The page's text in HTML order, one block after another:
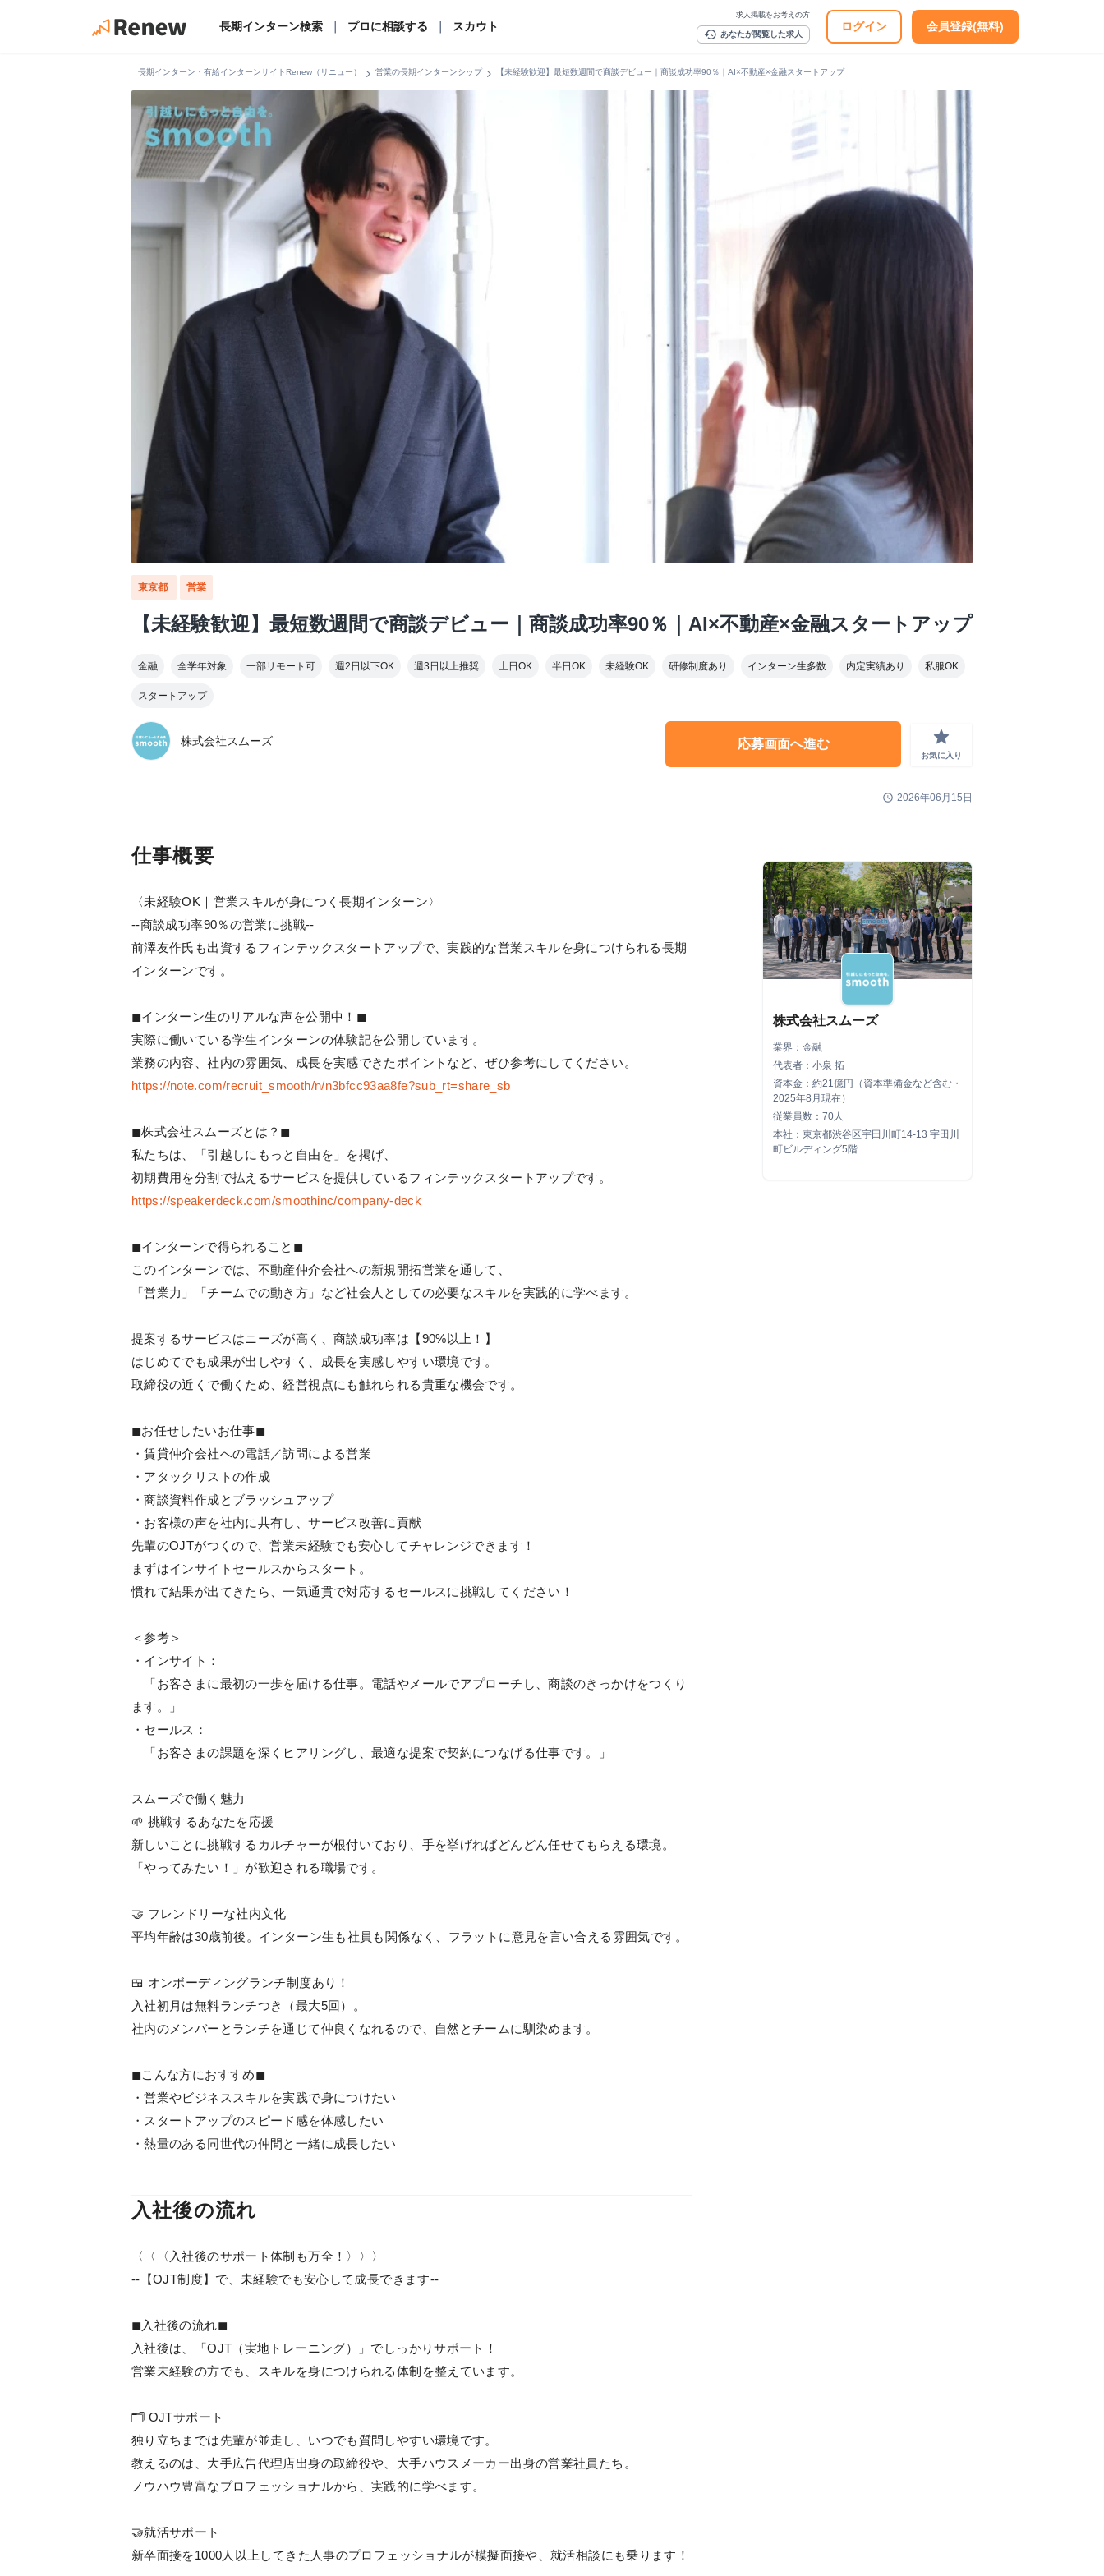
長期インターン検索 プロに相談する スカウト
求人掲載をお考えの方
history あなたが閲覧した求人
ログイン 会員登録(無料)
長期インターン・有給インターンサイトRenew（リニュー） chevron_right 営業の長期インターンシップchevron_right 【未経験歓迎】最短数週間で商談デビュー｜商談成功率90％｜AI×不動産×金融スタートアップ
東京都 営業
【未経験歓迎】最短数週間で商談デビュー｜商談成功率90％｜AI×不動産×金融スタートアップ
金融 全学年対象 一部リモート可 週2日以下OK 週3日以上推奨 土日OK 半日OK 未経験OK 研修制度あり インターン生多数 内定実績あり 私服OK
スタートアップ
株式会社スムーズ 応募画面へ進む grade
お気に入り
schedule 2026年06月15日
仕事概要
〈未経験OK｜営業スキルが身につく長期インターン〉
--商談成功率90％の営業に挑戦--
前澤友作氏も出資するフィンテックスタートアップで、実践的な営業スキルを身につけられる長期
インターンです。
◼︎インターン生のリアルな声を公開中！◼︎
実際に働いている学生インターンの体験記を公開しています。
業務の内容、社内の雰囲気、成長を実感できたポイントなど、ぜひ参考にしてください。
https://note.com/recruit_smooth/n/n3bfcc93aa8fe?sub_rt=share_sb
◼︎株式会社スムーズとは？◼︎
私たちは、「引越しにもっと自由を」を掲げ、
初期費用を分割で払えるサービスを提供しているフィンテックスタートアップです。
https://speakerdeck.com/smoothinc/company-deck
◼︎インターンで得られること◼︎
このインターンでは、不動産仲介会社への新規開拓営業を通して、
「営業力」「チームでの動き方」など社会人としての必要なスキルを実践的に学べます。
提案するサービスはニーズが高く、商談成功率は【90%以上！】
はじめてでも成果が出しやすく、成長を実感しやすい環境です。
取締役の近くで働くため、経営視点にも触れられる貴重な機会です。
◼︎お任せしたいお仕事◼︎
・賃貸仲介会社への電話／訪問による営業
・アタックリストの作成
・商談資料作成とブラッシュアップ
・お客様の声を社内に共有し、サービス改善に貢献
先輩のOJTがつくので、営業未経験でも安心してチャレンジできます！
まずはインサイトセールスからスタート。
慣れて結果が出てきたら、一気通貫で対応するセールスに挑戦してください！
＜参考＞
・インサイト：
「お客さまに最初の一歩を届ける仕事。電話やメールでアプローチし、商談のきっかけをつくり
ます。」
・セールス：
「お客さまの課題を深くヒアリングし、最適な提案で契約につなげる仕事です。」
スムーズで働く魅力
🌱 挑戦するあなたを応援
新しいことに挑戦するカルチャーが根付いており、手を挙げればどんどん任せてもらえる環境。
「やってみたい！」が歓迎される職場です。
🤝 フレンドリーな社内文化
平均年齢は30歳前後。インターン生も社員も関係なく、フラットに意見を言い合える雰囲気です。
🍱 オンボーディングランチ制度あり！
入社初月は無料ランチつき（最大5回）。
社内のメンバーとランチを通じて仲良くなれるので、自然とチームに馴染めます。
◼︎こんな方におすすめ◼︎
・営業やビジネススキルを実践で身につけたい
・スタートアップのスピード感を体感したい
・熱量のある同世代の仲間と一緒に成長したい
入社後の流れ
〈〈〈入社後のサポート体制も万全！〉〉〉
--【OJT制度】で、未経験でも安心して成長できます--
◼︎入社後の流れ◼︎
入社後は、「OJT（実地トレーニング）」でしっかりサポート！
営業未経験の方でも、スキルを身につけられる体制を整えています。
🗂 OJTサポート
独り立ちまでは先輩が並走し、いつでも質問しやすい環境です。
教えるのは、大手広告代理店出身の取締役や、大手ハウスメーカー出身の営業社員たち。
ノウハウ豊富なプロフェッショナルから、実践的に学べます。
🤝就活サポート
新卒面接を1000人以上してきた人事のプロフェッショナルが模擬面接や、就活相談にも乗ります！
株式会社スムーズ
業界：金融
代表者：小泉 拓
資本金：約21億円（資本準備金など含む・
2025年8月現在）
従業員数：70人
本社：東京都渋谷区宇田川町14-13 宇田川
町ビルディング5階